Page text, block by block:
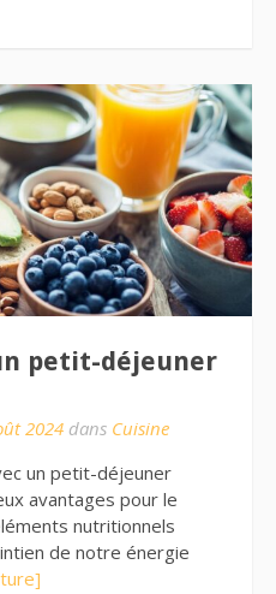
petit-déjeuner
2024 dans Cuisine
un petit-déjeuner
avantages pour le
nutritionnels
de notre énergie